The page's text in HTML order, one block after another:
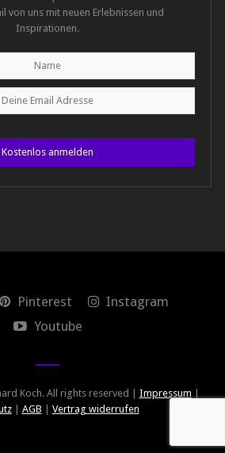
von uns mit neuen Erlebnissen und
Inspirationen.
Kostenlos anmelden
Pinterest
Instagram
Youtube
Koch. All rights reserved | Impressum |
| AGB | Vertrag widerrufen